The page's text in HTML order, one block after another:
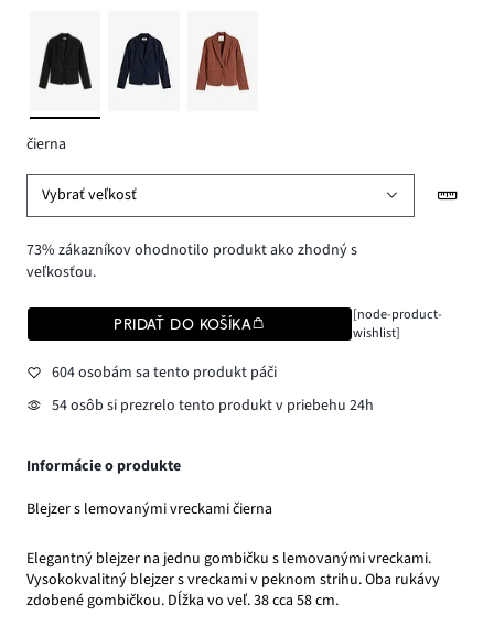
čierna
Vybrať veľkosť
73% zákazníkov ohodnotilo produkt ako zhodný s
veľkosťou.
PRIDAŤ DO KOŠÍKA
[node-product-
wishlist]
604 osobám sa tento produkt páči
54 osôb si prezrelo tento produkt v priebehu 24h
Informácie o produkte
Blejzer s lemovanými vreckami čierna
Elegantný blejzer na jednu gombičku s lemovanými vreckami.
Vysokokvalitný blejzer s vreckami v peknom strihu. Oba rukávy
zdobené gombičkou. Dĺžka vo veľ. 38 cca 58 cm.